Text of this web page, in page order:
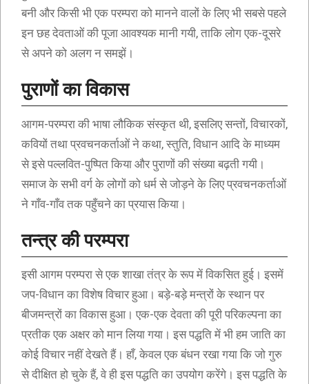
बनी और किसी भी एक परम्परा को मानने वालों के लिए भी सबसे पहले
इन छह देवताओं की पूजा आवश्यक मानी गयी, ताकि लोग एक-दूसरे
से अपने को अलग न समझें।
पुराणों का विकास
आगम-परम्परा की भाषा लौकिक संस्कृत थी, इसलिए सन्तों, विचारकों,
कवियों तथा प्रवचनकर्ताओं ने कथा, स्तुति, विधान आदि के माध्यम
से इसे पल्लवित-पुष्पित किया और पुराणों की संख्या बढ़ती गयी।
समाज के सभी वर्ग के लोगों को धर्म से जोड़ने के लिए प्रवचनकर्ताओं
ने गाँव-गाँव तक पहुँचने का प्रयास किया।
तन्त्र की परम्परा
इसी आगम परम्परा से एक शाखा तंत्र के रूप में विकसित हुई। इसमें
जप-विधान का विशेष विचार हुआ। बड़े-बड़े मन्त्रों के स्थान पर
बीजमन्त्रों का विकास हुआ। एक-एक देवता की पूरी परिकल्पना का
प्रतीक एक अक्षर को मान लिया गया। इस पद्धति में भी हम जाति का
कोई विचार नहीं देखते हैं। हाँ, केवल एक बंधन रखा गया कि जो गुरु
से दीक्षित हो चुके हैं, वे ही इस पद्धति का उपयोग करेंगे। इस पद्धति के